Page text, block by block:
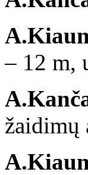
– 12 m,
žaidimų